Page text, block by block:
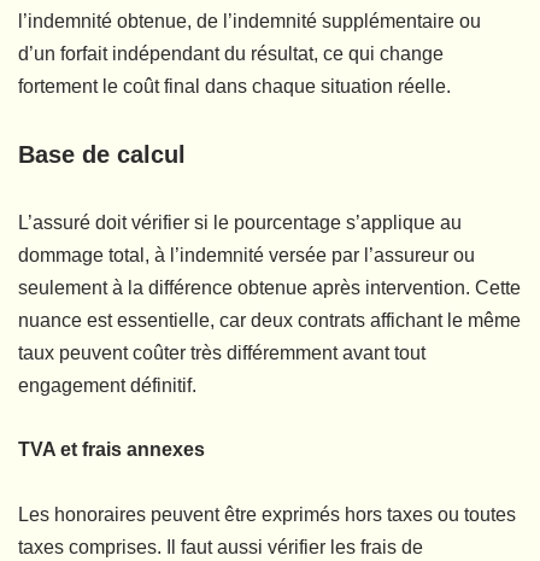
l’indemnité obtenue, de l’indemnité supplémentaire ou
d’un forfait indépendant du résultat, ce qui change
fortement le coût final dans chaque situation réelle.
Base de calcul
L’assuré doit vérifier si le pourcentage s’applique au
dommage total, à l’indemnité versée par l’assureur ou
seulement à la différence obtenue après intervention. Cette
nuance est essentielle, car deux contrats affichant le même
taux peuvent coûter très différemment avant tout
engagement définitif.
TVA et frais annexes
Les honoraires peuvent être exprimés hors taxes ou toutes
taxes comprises. Il faut aussi vérifier les frais de